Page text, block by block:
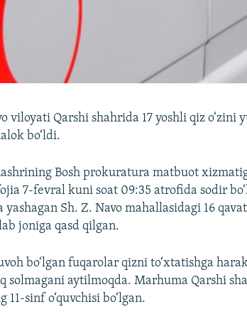
viloyati Qarshi shahrida 17 yoshli qiz o‘zini
bo‘ldi.
Bosh prokuratura matbuot
7-fevral kuni soat 09:35 atrofida sodir
yashagan Sh. Z. Navo mahallasidagi 16
joniga qasd qilgan.
bo‘lgan fuqarolar qizni to‘xtatishga
solmagani aytilmoqda. Marhuma Qarshi
11-sinf o‘quvchisi bo‘lgan.